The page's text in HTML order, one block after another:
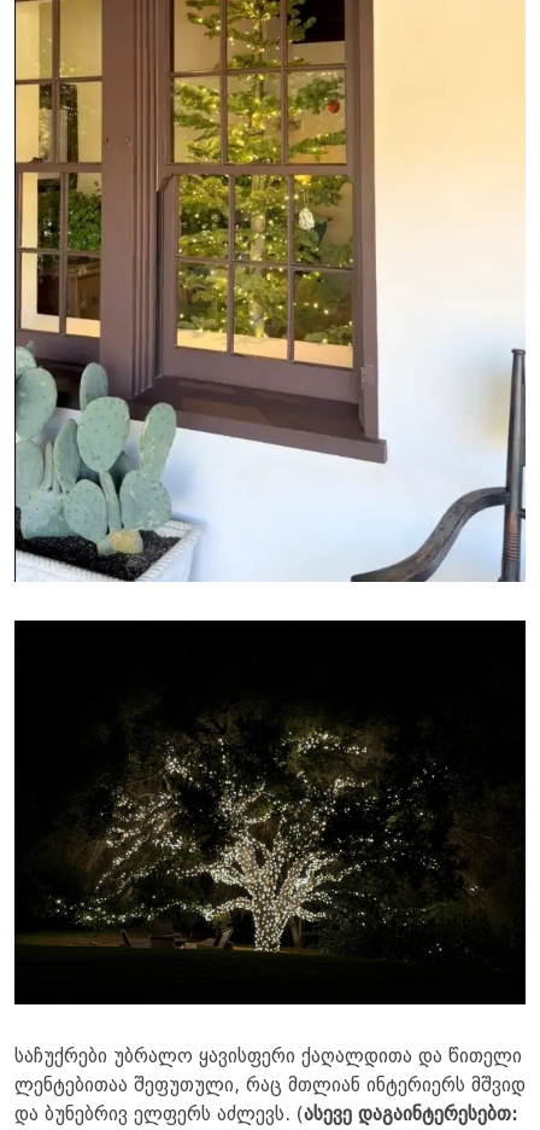
საჩუქრები უბრალო ყავისფერი ქაღალდითა და წითელი
ლენტებითაა შეფუთული, რაც მთლიან ინტერიერს მშვიდ
და ბუნებრივ ელფერს აძლევს. (ასევე დაგაინტერესებთ: